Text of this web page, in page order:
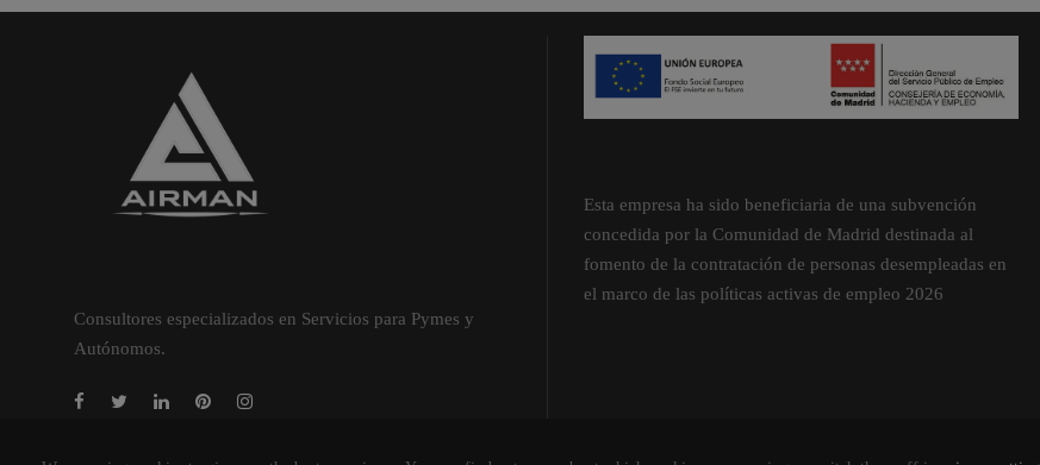
Consultores especializados en Servicios para Pymes y
Autónomos.
Esta empresa ha sido beneficiaria de una subvención
concedida por la Comunidad de Madrid destinada al
fomento de la contratación de personas desempleadas en
el marco de las políticas activas de empleo 2026